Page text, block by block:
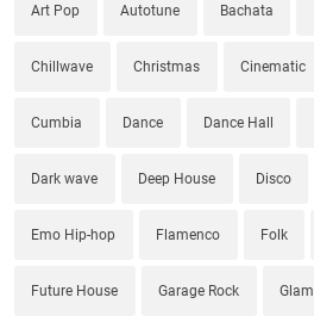
Art Pop Autotune Bachata
Chillwave Christmas Cinematic
Cumbia Dance Dance Hall
Dark wave Deep House Disco
Emo Hip-hop Flamenco Folk
Future House Garage Rock Glam